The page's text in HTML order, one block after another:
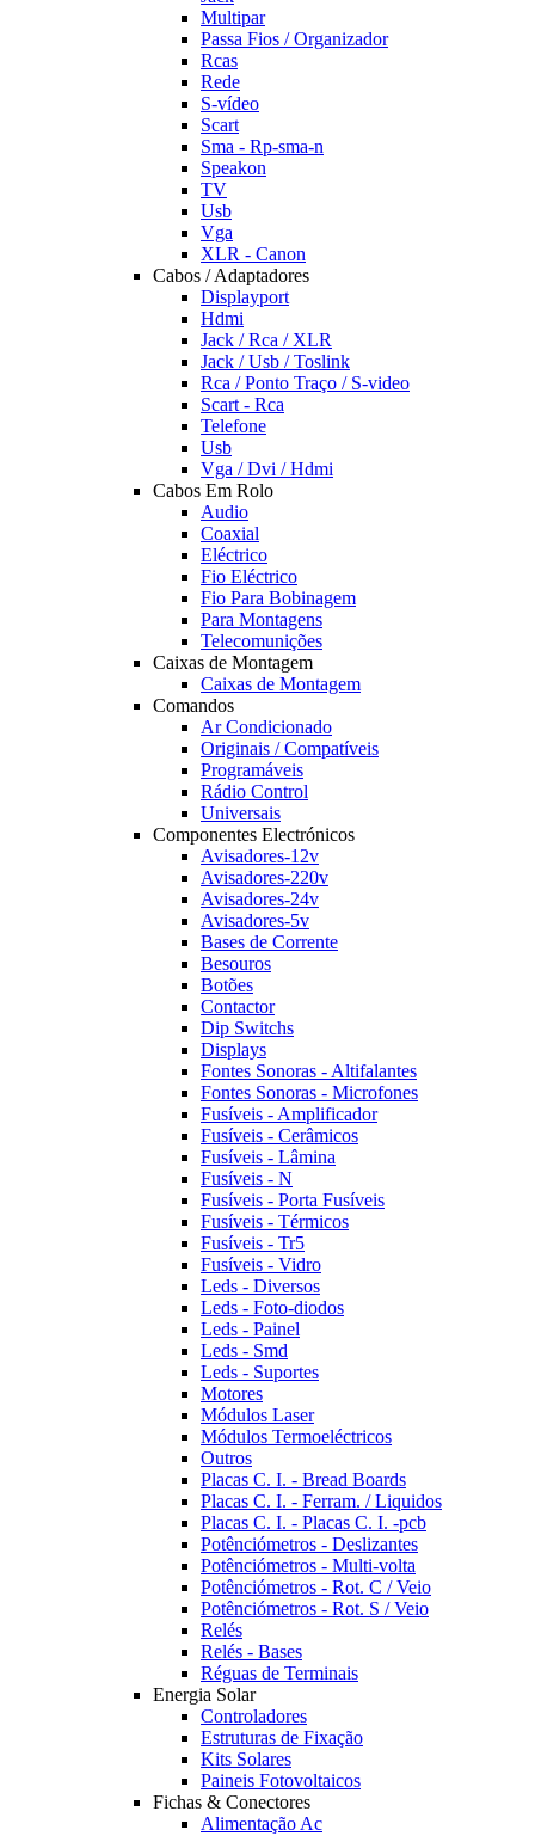
Multipar
Passa Fios / Organizador
Rcas
Rede
S-vídeo
Scart
Sma - Rp-sma-n
Speakon
TV
Usb
Vga
XLR - Canon
Cabos / Adaptadores
Displayport
Hdmi
Jack / Rca / XLR
Jack / Usb / Toslink
Rca / Ponto Traço / S-video
Scart - Rca
Telefone
Usb
Vga / Dvi / Hdmi
Cabos Em Rolo
Audio
Coaxial
Eléctrico
Fio Eléctrico
Fio Para Bobinagem
Para Montagens
Telecomunições
Caixas de Montagem
Caixas de Montagem
Comandos
Ar Condicionado
Originais / Compatíveis
Programáveis
Rádio Control
Universais
Componentes Electrónicos
Avisadores-12v
Avisadores-220v
Avisadores-24v
Avisadores-5v
Bases de Corrente
Besouros
Botões
Contactor
Dip Switchs
Displays
Fontes Sonoras - Altifalantes
Fontes Sonoras - Microfones
Fusíveis - Amplificador
Fusíveis - Cerâmicos
Fusíveis - Lâmina
Fusíveis - N
Fusíveis - Porta Fusíveis
Fusíveis - Térmicos
Fusíveis - Tr5
Fusíveis - Vidro
Leds - Diversos
Leds - Foto-diodos
Leds - Painel
Leds - Smd
Leds - Suportes
Motores
Módulos Laser
Módulos Termoeléctricos
Outros
Placas C. I. - Bread Boards
Placas C. I. - Ferram. / Liquidos
Placas C. I. - Placas C. I. -pcb
Potênciómetros - Deslizantes
Potênciómetros - Multi-volta
Potênciómetros - Rot. C / Veio
Potênciómetros - Rot. S / Veio
Relés
Relés - Bases
Réguas de Terminais
Energia Solar
Controladores
Estruturas de Fixação
Kits Solares
Paineis Fotovoltaicos
Fichas & Conectores
Alimentação Ac